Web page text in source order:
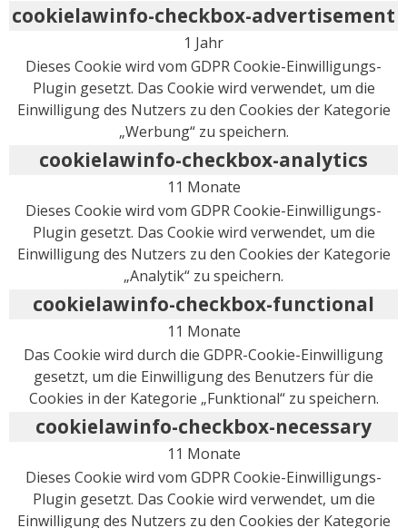
cookielawinfo-checkbox-advertisement
1 Jahr
Dieses Cookie wird vom GDPR Cookie-Einwilligungs-
Plugin gesetzt. Das Cookie wird verwendet, um die
Einwilligung des Nutzers zu den Cookies der Kategorie
„Werbung“ zu speichern.
cookielawinfo-checkbox-analytics
11 Monate
Dieses Cookie wird vom GDPR Cookie-Einwilligungs-
Plugin gesetzt. Das Cookie wird verwendet, um die
Einwilligung des Nutzers zu den Cookies der Kategorie
„Analytik“ zu speichern.
cookielawinfo-checkbox-functional
11 Monate
Das Cookie wird durch die GDPR-Cookie-Einwilligung
gesetzt, um die Einwilligung des Benutzers für die
Cookies in der Kategorie „Funktional“ zu speichern.
cookielawinfo-checkbox-necessary
11 Monate
Dieses Cookie wird vom GDPR Cookie-Einwilligungs-
Plugin gesetzt. Das Cookie wird verwendet, um die
Einwilligung des Nutzers zu den Cookies der Kategorie